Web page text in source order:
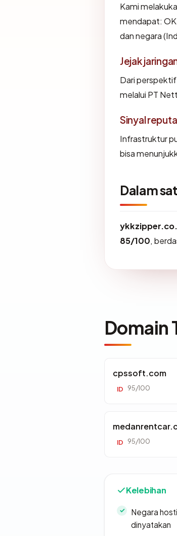
Kami
mendapat:
dan negara
Jejak
Dari
melalui PT
Sinyal
Infrastruktur
bisa
Dalam
85/100,
Domain
cpssoft.com
ID 95/100
ID 95/100
Kelebihan
Negara
dinyatakan